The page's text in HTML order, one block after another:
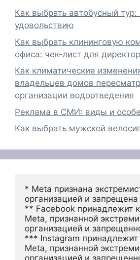
Как выбрать автобусный
удовольствию
Как выбрать клининговую
офиса: чек-лист для
Как климатические
владельцев домов
организации водоотведения
Реклама в СМИ: виды и
Как выбрать мужской
* Meta признана
организацией и
** Facebook принадлежит
Meta, признанной
организацией и
*** Instagram принадлежит
Meta, признанной
организацией и